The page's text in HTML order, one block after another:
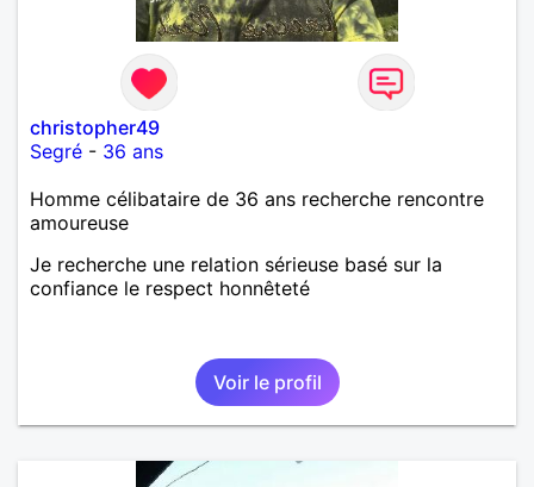
christopher49
Segré - 36 ans
Homme célibataire de 36 ans recherche rencontre
amoureuse
Je recherche une relation sérieuse basé sur la
confiance le respect honnêteté
Voir le profil